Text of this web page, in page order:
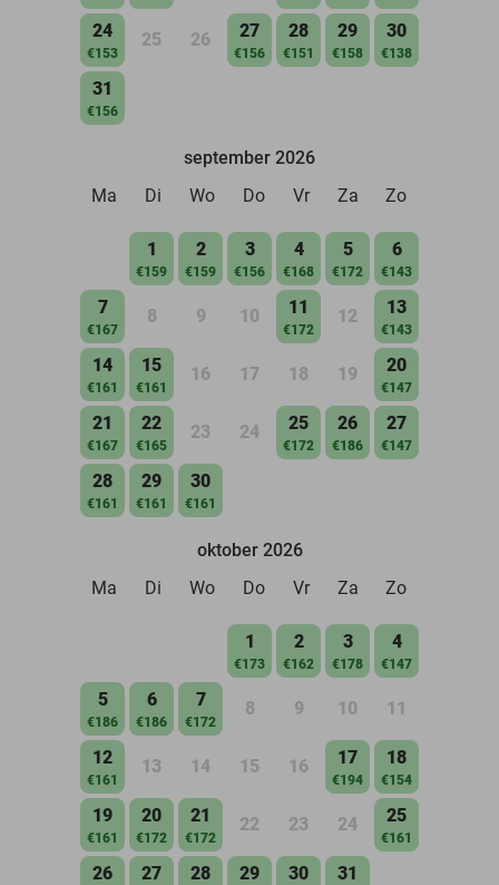
24
€153
25 26 27
€156
28
€151
29
€158
30
€138
31
€156
september 2026
Ma
Di Wo Do Vr Za Zo
1
€159
2
€159
3
€156
4
€168
5
€172
6
€143
7
€167
8 9 10 11
€172
12 13
€143
14
€161
15
€161
16 17 18 19 20
€147
21
€167
22
€165
23 24 25
€172
26
€186
27
€147
28
€161
29
€161
30
€161
oktober 2026
Ma
Di Wo Do Vr Za Zo
1
€173
2
€162
3
€178
4
€147
5
€186
6
€186
7
€172
8 9 10 11
12
€161
13 14 15 16 17
€194
18
€154
19
€161
20
€172
21
€172
22 23 24 25
€161
26 27 28 29 30 31